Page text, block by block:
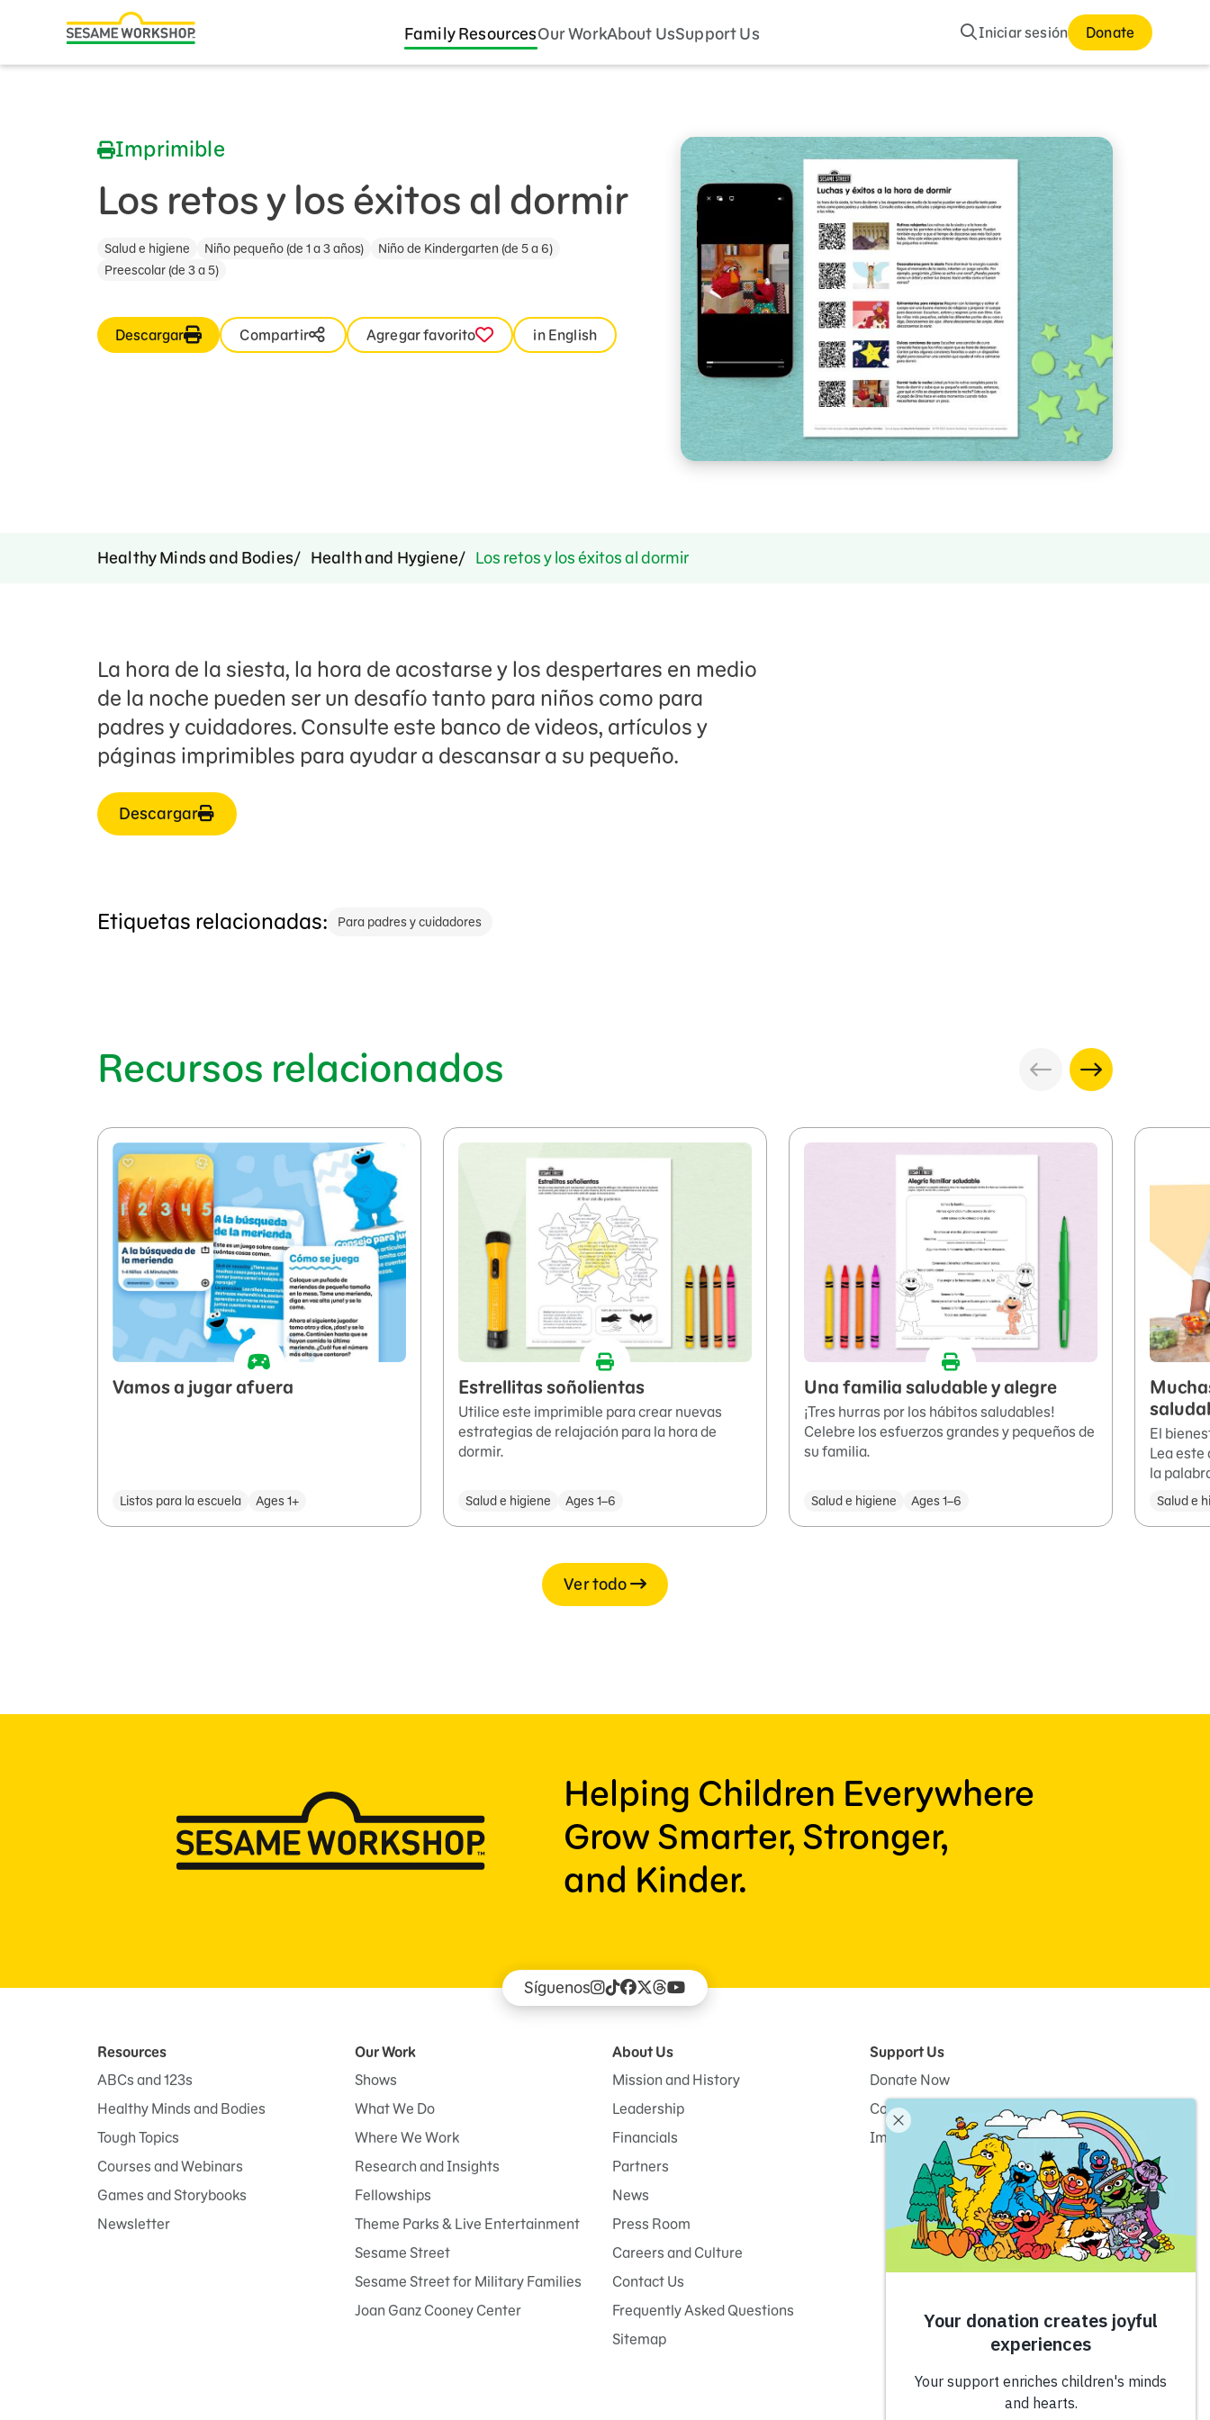
Family ResourcesOur WorkAbout UsSupport Us Buscar
Iniciar sesión Donate
Family Resources
Healthy Minds and Bodies
Courses and Webinars
Games and Storybooks
Imprimible
Los retos y los éxitos al dormir
Salud e higiene Niño pequeño (de 1 a 3 años)
Niño de Kindergarten (de 5 a 6)
Preescolar (de 3 a 5)
Descargar Compartir Agregar favorito in English
Healthy Minds and Bodies Health and Hygiene Los retos y los éxitos al dormir
La hora de la siesta, la hora de acostarse y los despertares en medio
de la noche pueden ser un desafío tanto para niños como para
padres y cuidadores. Consulte este banco de videos, artículos y
páginas imprimibles para ayudar a descansar a su pequeño.
Descargar
Etiquetas relacionadas: Para padres y cuidadores
Recursos relacionados
Vamos a jugar afuera
Listos para la escuela Ages 1+
Estrellitas soñolientas
Utilice este imprimible para crear nuevas
estrategias de relajación para la hora de
dormir.
Salud e higiene Ages 1–6
Una familia saludable y alegre
¡Tres hurras por los hábitos saludables!
Celebre los esfuerzos grandes y pequeños de
su familia.
Salud e higiene Ages 1–6
El
Lea este
la
Salud e
Ver todo
Helping Children Everywhere
Grow Smarter, Stronger,
and Kinder.
Síguenos
Resources
ABCs and 123s
Healthy Minds and Bodies
Tough Topics
Courses and Webinars
Games and Storybooks
Newsletter
Our Work
Shows
What We Do
Where We Work
Research and Insights
Fellowships
Theme Parks & Live Entertainment
Sesame Street
Sesame Street for Military Families
Joan Ganz Cooney Center
About Us
Mission and History
Leadership
Financials
Partners
News
Press Room
Careers and Culture
Contact Us
Frequently Asked Questions
Sitemap
Support Us
Donate Now
Corporate and Institutional Giving
Impact Report